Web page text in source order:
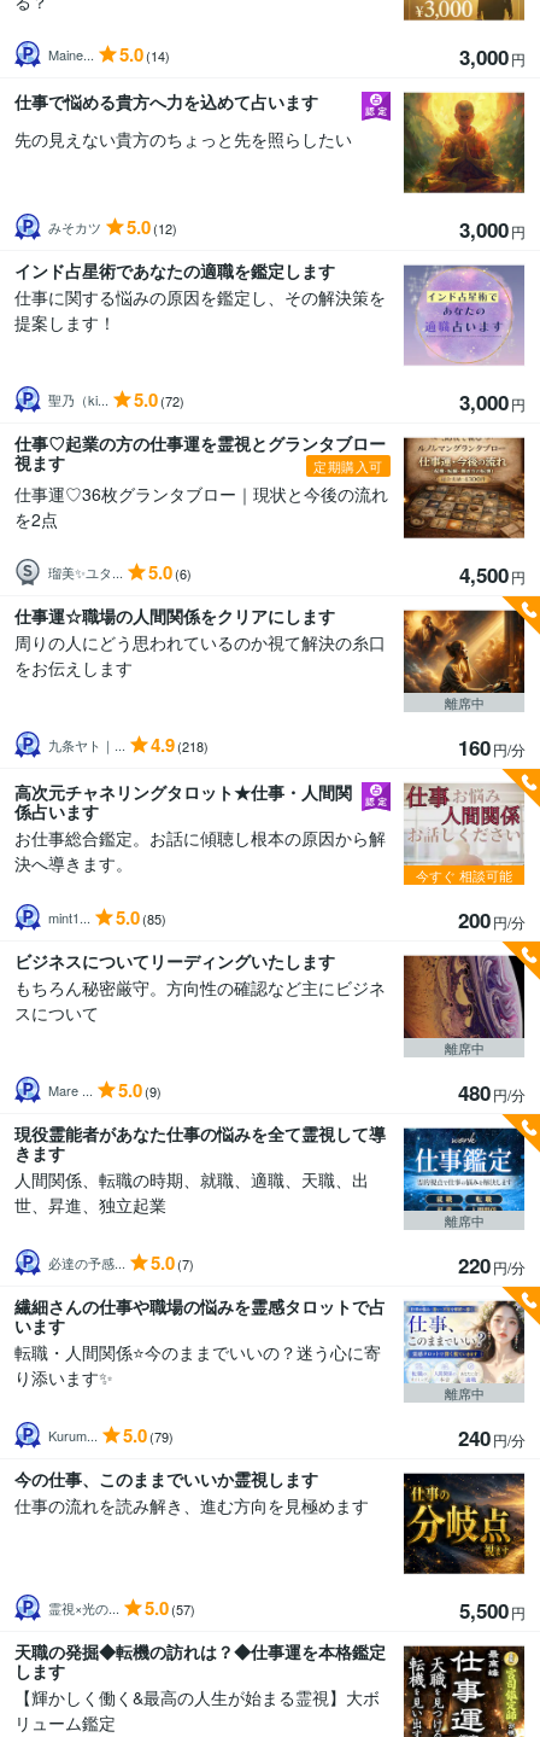
Maine... 5.0(14) 3,000円
仕事で悩める貴方へ力を込めて占います
先の見えない貴方のちょっと先を照らしたい
みそカツ 5.0(12) 3,000円
インド占星術であなたの適職を鑑定します
仕事に関する悩みの原因を鑑定し、その解決策を
提案します！
聖乃（ki... 5.0(72) 3,000円
仕事♡起業の方の仕事運を霊視とグランタブロー
視ます
定期購入可
仕事運♡36枚グランタブロー｜現状と今後の流れ
を2点
瑠美✨ユタ... 5.0(6) 4,500円
仕事運☆職場の人間関係をクリアにします
周りの人にどう思われているのか視て解決の糸口
をお伝えします
九条ヤト｜... 4.9(218) 160円/分
離席中
高次元チャネリングタロット★仕事・人間関
係占います
お仕事総合鑑定。お話に傾聴し根本の原因から解
決へ導きます。
mint1... 5.0(85) 200円/分
今すぐ 相談可能
ビジネスについてリーディングいたします
もちろん秘密厳守。方向性の確認など主にビジネ
スについて
Mare ... 5.0(9) 480円/分
離席中
現役霊能者があなた仕事の悩みを全て霊視して導
きます
人間関係、転職の時期、就職、適職、天職、出
世、昇進、独立起業
必達の予感... 5.0(7) 220円/分
離席中
繊細さんの仕事や職場の悩みを霊感タロットで占
います
転職・人間関係⭐今のままでいいの？迷う心に寄
り添います✨
Kurum... 5.0(79) 240円/分
離席中
今の仕事、このままでいいか霊視します
仕事の流れを読み解き、進む方向を見極めます
霊視×光の... 5.0(57) 5,500円
天職の発掘◆転機の訪れは？◆仕事運を本格鑑定
します
【輝かしく働く&最高の人生が始まる霊視】大ボ
リューム鑑定